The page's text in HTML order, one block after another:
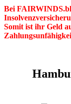
Bei
Somit ist ihr Geld